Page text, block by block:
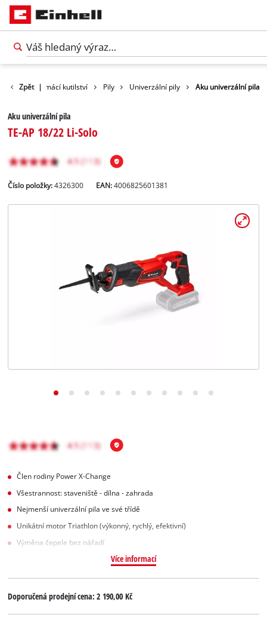
Zpět |Domácí kutilství Pily Univerzální pily Aku univerzální pila
Aku univerzální pila
TE-AP 18/22 Li-Solo
Číslo položky: 4326300 EAN:4006825601381
Člen rodiny Power X-Change
Všestrannost: staveniště - dílna - zahrada
Nejmenší univerzální pila ve své třídě
Unikátní motor Triathlon (výkonný, rychlý, efektivní)
Výměna čepele bez nářadí
Více informací
Doporučená prodejní cena:2 190,00 Kč